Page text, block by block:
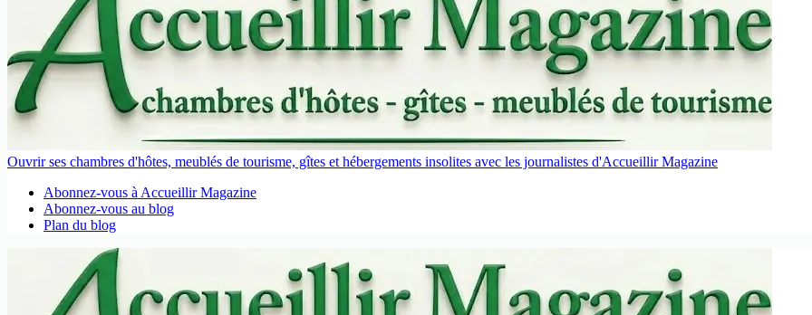
Ouvrir ses chambres d'hôtes, meublés de tourisme, gîtes et hébergements insolites avec les journalistes d'Accueillir Magazine
Abonnez-vous à Accueillir Magazine
Abonnez-vous au blog
Plan du blog